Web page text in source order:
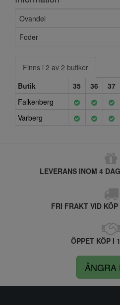
Ovandel
Foder
Finns i 2 av 2 butiker
Butik
35 36 37
Falkenberg
Varberg
LEVERANS INOM 4
FRI FRAKT VID
ÖPPET KÖP I
ÅNGRA